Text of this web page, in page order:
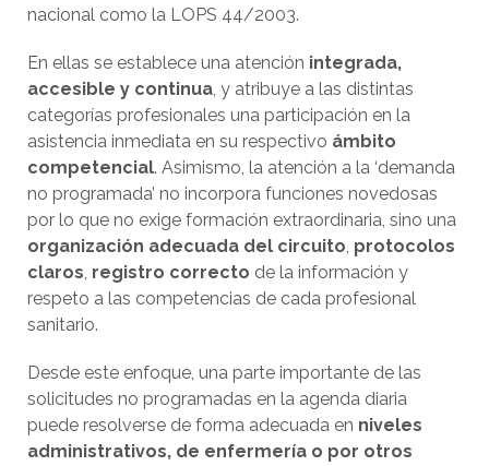
nacional como la LOPS 44/2003.
En ellas se establece una atención integrada,
accesible y continua, y atribuye a las distintas
categorías profesionales una participación en la
asistencia inmediata en su respectivo ámbito
competencial. Asimismo, la atención a la ‘demanda
no programada’ no incorpora funciones novedosas
por lo que no exige formación extraordinaria, sino una
organización adecuada del circuito, protocolos
claros, registro correcto de la información y
respeto a las competencias de cada profesional
sanitario.
Desde este enfoque, una parte importante de las
solicitudes no programadas en la agenda diaria
puede resolverse de forma adecuada en niveles
administrativos, de enfermería o por otros